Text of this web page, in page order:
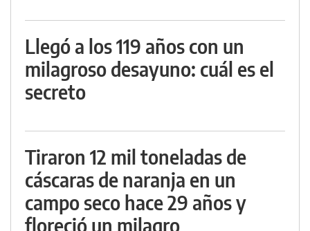
Llegó a los 119 años con un
milagroso desayuno: cuál es el
secreto
Tiraron 12 mil toneladas de
cáscaras de naranja en un
campo seco hace 29 años y
floreció un milagro